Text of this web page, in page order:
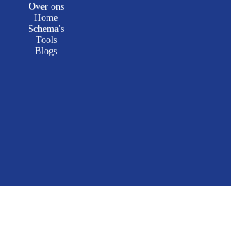
Over ons
Home
Schema's
Tools
Blogs